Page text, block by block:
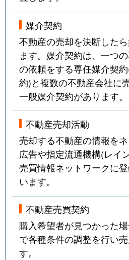
媒介契約
不動産の売却を決断した
ます。媒介契約は、一つ
の依頼をする専任媒介契
約)と複数の不動産会社に
一般媒介契約があります。
不動産売却活動
売却する不動産の情報を
広告や指定流通機構(レイ
売買情報ネットワークに
います。
不動産売買契約
購入希望者が見つかった
で各種条件の調整を行い
す。